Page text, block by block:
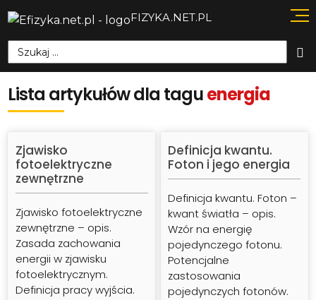
FIZYKA.NET.PL
Szukaj:
Lista artykułów dla taguenergia
Zjawisko
fotoelektryczne
zewnętrzne
Zjawisko fotoelektryczne
zewnętrzne – opis.
Zasada zachowania
energii w zjawisku
fotoelektrycznym.
Definicja pracy wyjścia.
Definicja kwantu.
Foton i jego energia
Definicja kwantu. Foton –
kwant światła – opis.
Wzór na energię
pojedynczego fotonu.
Potencjalne
zastosowania
pojedynczych fotonów.